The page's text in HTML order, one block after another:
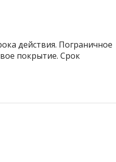
действия. Пограничное
покрытие. Срок